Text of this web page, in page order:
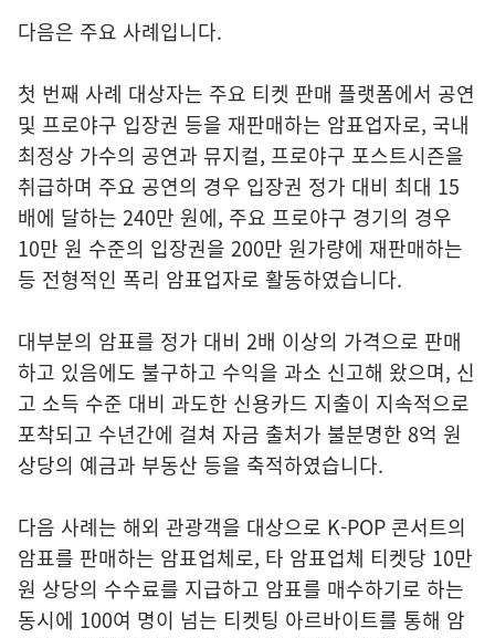
다음은 주요 사례입니다.
첫 번째 사례 대상자는 주요 티켓 판매 플랫폼에서 공연
및 프로야구 입장권 등을 재판매하는 암표업자로, 국내
최정상 가수의 공연과 뮤지컬, 프로야구 포스트시즌을
취급하며 주요 공연의 경우 입장권 정가 대비 최대 15
배에 달하는 240만 원에, 주요 프로야구 경기의 경우
10만 원 수준의 입장권을 200만 원가량에 재판매하는
등 전형적인 폭리 암표업자로 활동하였습니다.
대부분의 암표를 정가 대비 2배 이상의 가격으로 판매
하고 있음에도 불구하고 수익을 과소 신고해 왔으며, 신
고 소득 수준 대비 과도한 신용카드 지출이 지속적으로
포착되고 수년간에 걸쳐 자금 출처가 불분명한 8억 원
상당의 예금과 부동산 등을 축적하였습니다.
다음 사례는 해외 관광객을 대상으로 K-POP 콘서트의
암표를 판매하는 암표업체로, 타 암표업체 티켓당 10만
원 상당의 수수료를 지급하고 암표를 매수하기로 하는
동시에 100여 명이 넘는 티켓팅 아르바이트를 통해 암